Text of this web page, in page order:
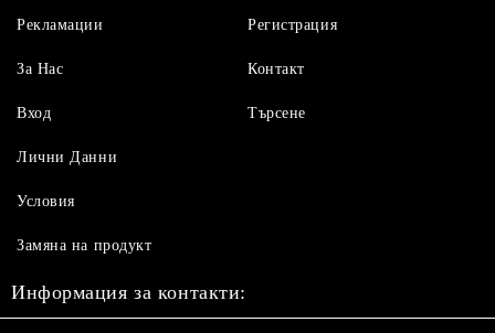
Рекламации
За Нас
Вход
Регистрация
Контакт
Търсене
Лични Данни
Условия
Замяна на продукт
Информация за контакти: